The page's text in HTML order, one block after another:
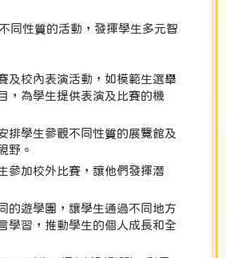
同性質的活動，發揮學生多元智
及校內表演活動，如模範生選舉
，為學生提供表演及比賽的機
排學生參觀不同性質的展覽館及
野。
參加校外比賽，讓他們發揮潛
的遊學團，讓學生通過不同地方
學習，推動學生的個人成長和全